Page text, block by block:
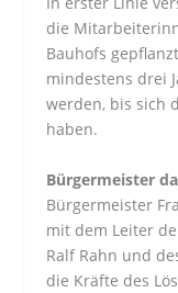
die
Bauhofs
mindestens drei
werden, bis sich
haben.
Bürgermeister
Bürgermeister
mit dem Leiter
Ralf Rahn und
die Kräfte des